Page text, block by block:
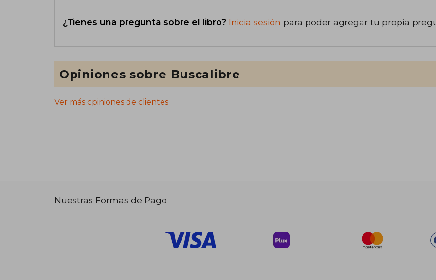
¿Tienes una pregunta sobre el libro? Inicia sesión para poder agregar tu propia
Opiniones sobre Buscalibre
Ver más opiniones de clientes
Nuestras Formas de Pago